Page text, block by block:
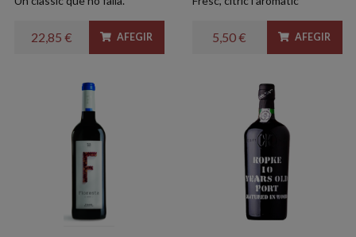
22,85 € AFEGIR 5,50 € AFEGIR